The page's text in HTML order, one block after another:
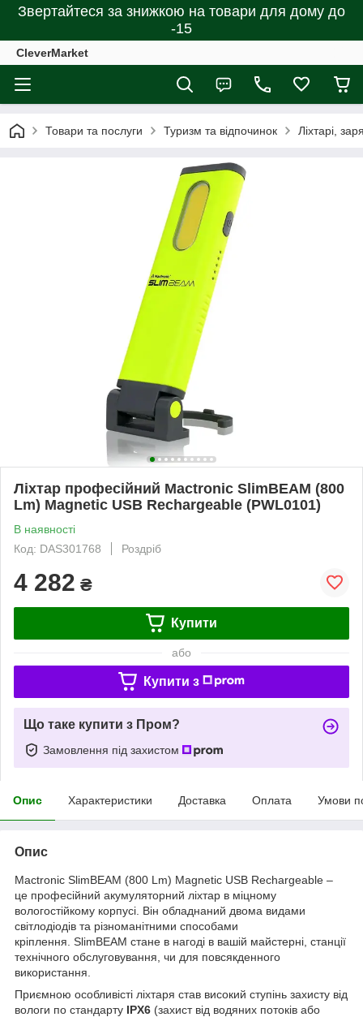
Звертайтеся за знижкою на товари для дому до
-15
CleverMarket
Товари та послуги Туризм та відпочинок Ліхтарі,
Ліхтар професійний Mactronic SlimBEAM (800
Lm) Magnetic USB Rechargeable (PWL0101)
В наявності
Код: DAS301768
Роздріб
4 282 ₴
Купити
або
Купити з
Що таке купити з Пром?
Замовлення під захистом
Опис Характеристики Доставка Оплата Умови
Опис
Mactronic SlimBEAM (800 Lm) Magnetic USB Rechargeable –
це професійний акумуляторний ліхтар в міцному
вологостійкому корпусі. Він обладнаний двома видами
світлодіодів та різноманітними способами
кріплення. SlimBEAM стане в нагоді в вашій майстерні, станції
технічного обслуговування, чи для повсякденного
використання.
Приємною особливісті ліхтаря став високий ступінь захисту від
вологи по стандарту IPX6 (захист від водяних потоків або